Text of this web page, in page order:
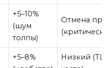
+5–10%
(шум
толпы)
Отмена
+5–8%
Низкий (ТЦ